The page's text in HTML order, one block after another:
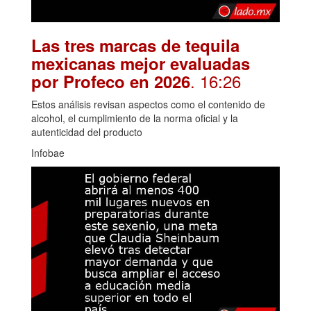
Las tres marcas de tequila
mexicanas mejor evaluadas
por Profeco en 2026. 16:26
Estos análisis revisan aspectos como el contenido de
alcohol, el cumplimiento de la norma oficial y la
autenticidad del producto
Infobae